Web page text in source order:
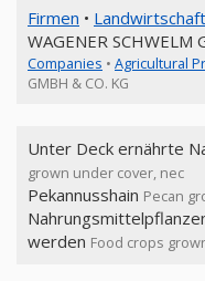
Firmen •
WAGENER SCHWELM
Companies • Agricultural
GMBH & CO. KG
Unter Deck ernährte
grown under cover, nec
Pekannusshain Pecan
werden Food crops